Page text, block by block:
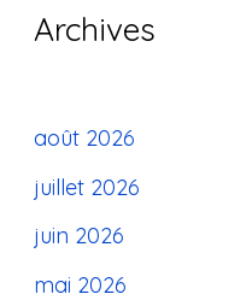
Archives
août 2026
juillet 2026
juin 2026
mai 2026